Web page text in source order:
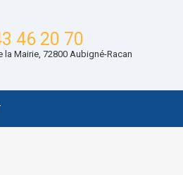
46 20 70
la Mairie, 72800 Aubigné-Racan